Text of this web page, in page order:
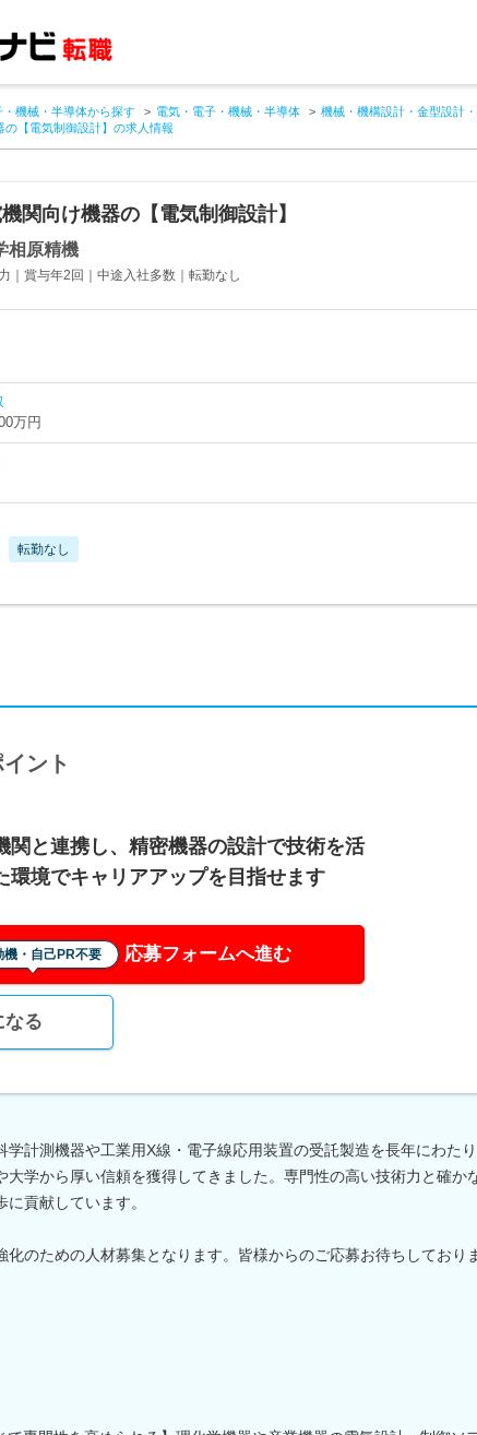
・機械・半導体から探す 電気・電子・機械・半導体 機械・機構設計・金型設計
の【電気制御設計】の求人情報
関向け機器の【電気制御設計】
相原精機
｜賞与年2回｜中途入社多数｜転勤なし
万円
転勤なし
ント
関と連携し、精密機器の設計で技術を活
環境でキャリアアップを目指せます
機・自己PR不要 応募フォームへ進む
なる
学計測機器や工業用X線・電子線応用装置の受託製造を長年にわた
大学から厚い信頼を獲得してきました。専門性の高い技術力と確か
に貢献しています。
化のための人材募集となります。皆様からのご応募お待ちしており